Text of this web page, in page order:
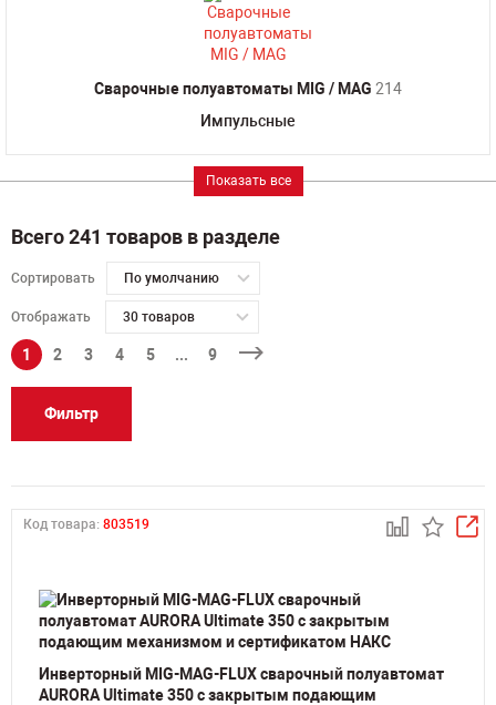
Сварочные полуавтоматы MIG / MAG 214
Импульсные
Показать все
Всего 241 товаров в разделе
Сортировать По умолчанию
Отображать 30 товаров
1 2 3 4 5 ... 9
Фильтр
Код товара: 803519
Инверторный MIG-MAG-FLUX сварочный полуавтомат
AURORA Ultimate 350 с закрытым подающим